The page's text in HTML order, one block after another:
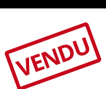
VENDU